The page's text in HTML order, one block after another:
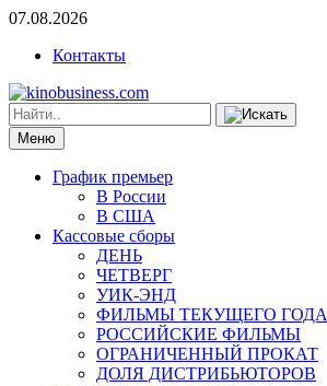
07.08.2026
Контакты
Меню
График премьер
В России
В США
Кассовые сборы
ДЕНЬ
ЧЕТВЕРГ
УИК-ЭНД
ФИЛЬМЫ ТЕКУЩЕГО ГОДА
РОССИЙСКИЕ ФИЛЬМЫ
ОГРАНИЧЕННЫЙ ПРОКАТ
ДОЛЯ ДИСТРИБЬЮТОРОВ